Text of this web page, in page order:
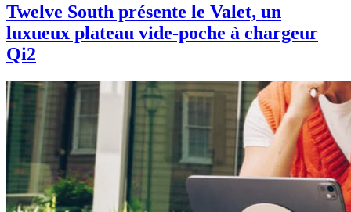
Twelve South présente le Valet, un
luxueux plateau vide-poche à chargeur
Qi2